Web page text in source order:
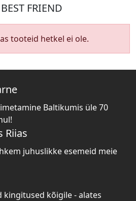
FRIEND
tooteid hetkel ei ole.
Baltikumis üle 70
Riias
juhuslikke esemeid meie
kingitused kõigile - alates